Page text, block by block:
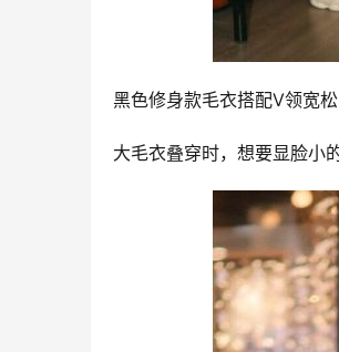
黑色修身款毛衣搭配V领宽松
大毛衣叠穿时，想要显脸小